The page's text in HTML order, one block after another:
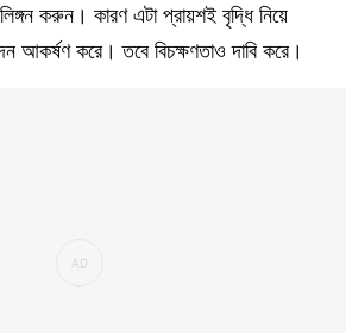
করুন। কারণ এটা প্রায়শই বৃদ্ধি নিয়ে
আকর্ষণ করে। তবে বিচক্ষণতাও দাবি করে।